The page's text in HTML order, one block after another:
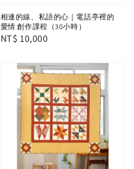
相連的線、私語的心｜電話亭裡的
愛情 創作課程（30小時）
Regular
NT$ 10,000